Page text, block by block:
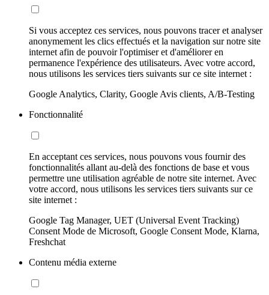
Si vous acceptez ces services, nous pouvons tracer et analyser
anonymement les clics effectués et la navigation sur notre site
internet afin de pouvoir l'optimiser et d'améliorer en
permanence l'expérience des utilisateurs. Avec votre accord,
nous utilisons les services tiers suivants sur ce site internet :
Google Analytics, Clarity, Google Avis clients, A/B-Testing
Fonctionnalité
En acceptant ces services, nous pouvons vous fournir des
fonctionnalités allant au-delà des fonctions de base et vous
permettre une utilisation agréable de notre site internet. Avec
votre accord, nous utilisons les services tiers suivants sur ce
site internet :
Google Tag Manager, UET (Universal Event Tracking)
Consent Mode de Microsoft, Google Consent Mode, Klarna,
Freshchat
Contenu média externe